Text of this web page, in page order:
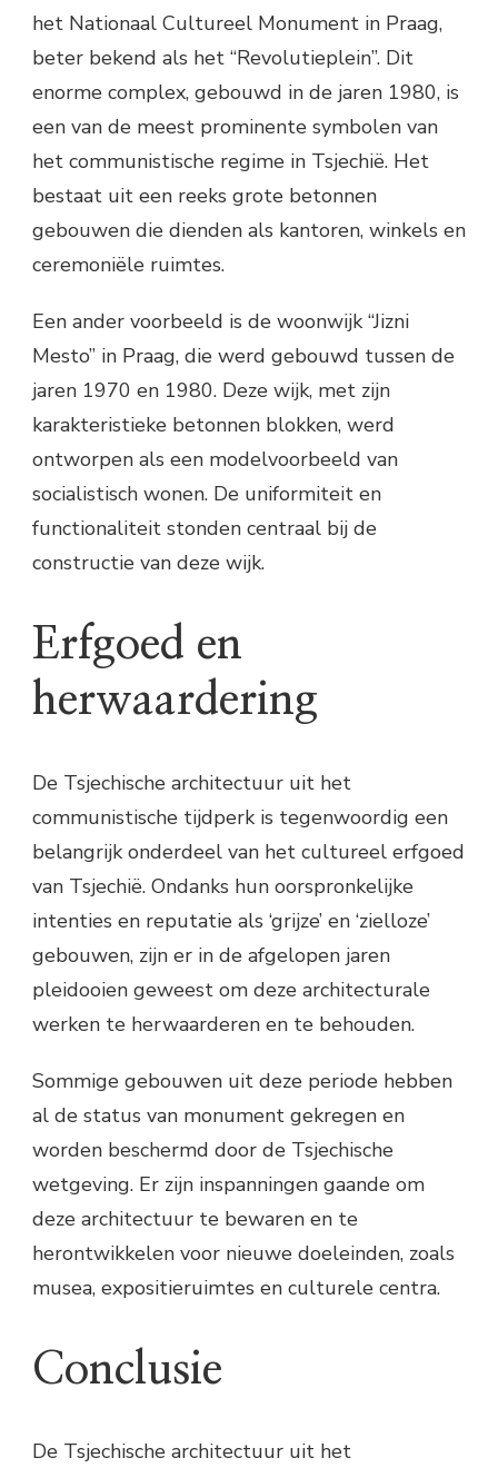
het Nationaal Cultureel Monument in Praag,
beter bekend als het “Revolutieplein”. Dit
enorme complex, gebouwd in de jaren 1980, is
een van de meest prominente symbolen van
het communistische regime in Tsjechië. Het
bestaat uit een reeks grote betonnen
gebouwen die dienden als kantoren, winkels en
ceremoniële ruimtes.
Een ander voorbeeld is de woonwijk “Jizni
Mesto” in Praag, die werd gebouwd tussen de
jaren 1970 en 1980. Deze wijk, met zijn
karakteristieke betonnen blokken, werd
ontworpen als een modelvoorbeeld van
socialistisch wonen. De uniformiteit en
functionaliteit stonden centraal bij de
constructie van deze wijk.
Erfgoed en
herwaardering
De Tsjechische architectuur uit het
communistische tijdperk is tegenwoordig een
belangrijk onderdeel van het cultureel erfgoed
van Tsjechië. Ondanks hun oorspronkelijke
intenties en reputatie als ‘grijze’ en ‘zielloze’
gebouwen, zijn er in de afgelopen jaren
pleidooien geweest om deze architecturale
werken te herwaarderen en te behouden.
Sommige gebouwen uit deze periode hebben
al de status van monument gekregen en
worden beschermd door de Tsjechische
wetgeving. Er zijn inspanningen gaande om
deze architectuur te bewaren en te
herontwikkelen voor nieuwe doeleinden, zoals
musea, expositieruimtes en culturele centra.
Conclusie
De Tsjechische architectuur uit het